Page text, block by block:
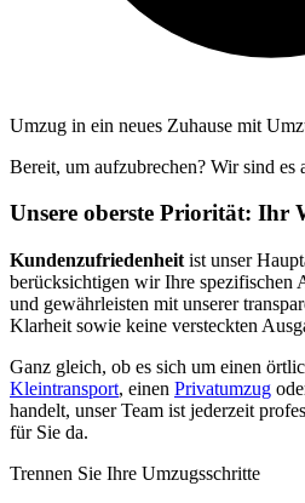
Umzug in ein neues Zuhause mit
Bereit, um aufzubrechen? Wir sind es
Unsere oberste Priorität: Ihr
Kundenzufriedenheit ist unser
berücksichtigen wir Ihre spezifischen
und gewährleisten mit unserer
Klarheit sowie keine versteckten
Ganz gleich, ob es sich um einen
Kleintransport, einen Privatumzug
handelt, unser Team ist jederzeit
für Sie da.
Trennen Sie Ihre Umzugsschritte